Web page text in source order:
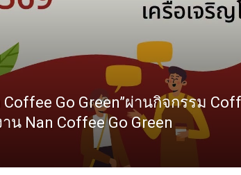
Go Green”ผ่านกิจกรรม
น Nan Coffee Go Green